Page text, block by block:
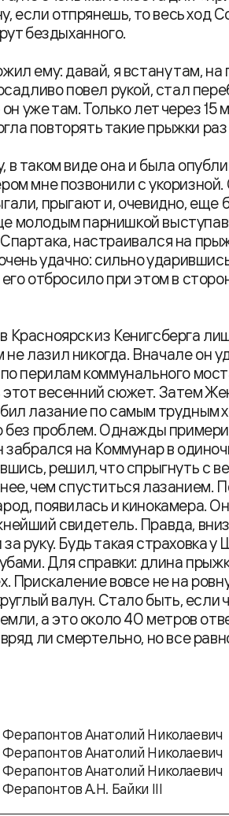
если отпрянешь, то весь ход
бездыханного.
ему: давай, я встану там, на
повел рукой, стал
уже там. Только лет через 15
повторять такие прыжки
в таком виде она и была
мне позвонили с
прыгают и, очевидно, еще
молодым парнишкой
настраивался на
удачно: сильно
отбросило при этом в
из Кенигсберга
не лазил никогда. Вначале он
перилам коммунального
весенний сюжет. Затем
лазание по самым трудным
без проблем. Однажды
на Коммунар в
решил, что спрыгнуть с
чем спуститься лазанием.
появилась и кинокамера.
свидетель. Правда,
руку. Будь такая страховка у
Для справки: длина
Прискаление вовсе не на
валун. Стало быть, если
а это около 40 метров
ли смертельно, но все
Ферапонтов Анатолий Николаевич
Ферапонтов Анатолий Николаевич
Ферапонтов Анатолий Николаевич
Ферапонтов А.Н. Байки III